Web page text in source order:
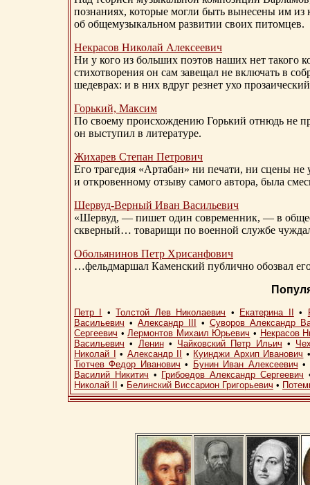
познаниях, которые могли быть вынесены им из
об общемузыкальном развитии своих питомцев.
Некрасов Николай Алексеевич
Ни у кого из больших поэтов наших нет такого
стихотворения он сам завещал не включать в
шедеврах: и в них вдруг резнет ухо
Горький, Максим
По своему происхождению Горький отнюдь не
он выступил в литературе.
Жихарев Степан Петрович
Его трагедия «Артабан» ни печати, ни сцены
и откровенному отзыву самого автора, была
Шервуд-Верный Иван Васильевич
«Шервуд, — пишет один современник, — в
скверный… товарищи по военной службе
Обольянинов Петр Хрисанфович
…фельдмаршал Каменский публично обозвал
Петр I •Толстой Лев Николаевич • Екатерина II •
Васильевич • Александр III • Суворов Александр
Сергеевич •Лермонтов Михаил Юрьевич • Некрасов
Васильевич • Ленин• Чайковский Петр Ильич •
Николай I
• Александр II • Куинджи Архип Иванович
Тютчев Федор Иванович • Бунин Иван Алексеевич •
Василий Никитич • Грибоедов Александр Сергеевич
Николай II
• Белинский Виссарион Григорьевич •